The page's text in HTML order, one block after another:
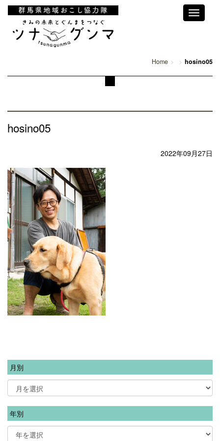
Toggle
Home hosino05
hosino05
2022年09月27日
月別
年別